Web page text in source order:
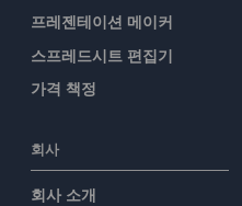
프레젠테이션 메이커
스프레드시트 편집기
가격 책정
회사
회사 소개